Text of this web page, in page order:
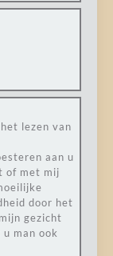
lezen van
aan u
of met mij
door het
gezicht
man ook